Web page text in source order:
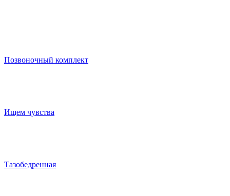
Позвоночный комплект
Ищем чувства
Тазобедренная